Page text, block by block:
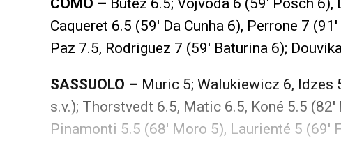
Caqueret 6.5 (59′ Da Cunha 6), Perrone 7
Paz 7.5, Rodriguez 7 (59′ Baturina 6);
SASSUOLO – Muric 5; Walukiewicz 6, Idzes
s.v.); Thorstvedt 6.5, Matic 6.5, Koné 5.5
Pinamonti 5.5 (68′ Moro 5), Laurienté 5 (69′